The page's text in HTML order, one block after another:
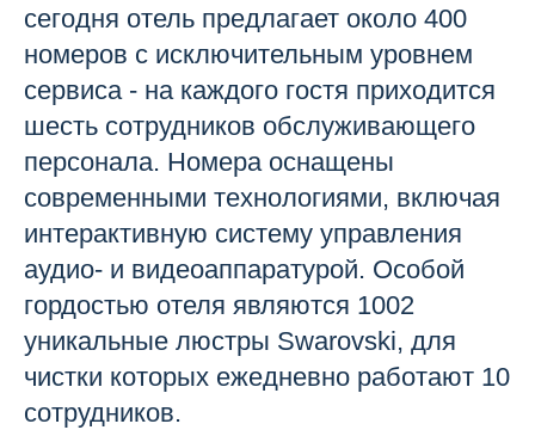
сегодня отель предлагает около 400
номеров с исключительным уровнем
сервиса - на каждого гостя приходится
шесть сотрудников обслуживающего
персонала. Номера оснащены
современными технологиями, включая
интерактивную систему управления
аудио- и видеоаппаратурой. Особой
гордостью отеля являются 1002
уникальные люстры Swarovski, для
чистки которых ежедневно работают 10
сотрудников.